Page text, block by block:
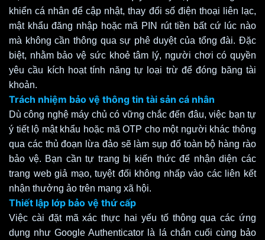
khiển cá nhân để cập nhật, thay đổi số điện thoại liên lạc,
mật khẩu đăng nhập hoặc mã PIN rút tiền bất cứ lúc nào
mà không cần thông qua sự phê duyệt của tổng đài. Đặc
biệt, nhằm bảo vệ sức khoẻ tâm lý, người chơi có quyền
yêu cầu kích hoạt tính năng tự loại trừ để đóng băng tài
khoản.
Trách nhiệm bảo vệ thông tin tài sản cá nhân
Dù công nghệ máy chủ có vững chắc đến đâu, việc bạn tự
ý tiết lộ mật khẩu hoặc mã OTP cho một người khác thông
qua các thủ đoạn lừa đảo sẽ làm sụp đổ toàn bộ hàng rào
bảo vệ. Bạn cần tự trang bị kiến thức để nhận diện các
trang web giả mạo, tuyệt đối không nhấp vào các liên kết
nhận thưởng ảo trên mạng xã hội.
Thiết lập lớp bảo vệ thứ cấp
Việc cài đặt mã xác thực hai yếu tố thông qua các ứng
dụng như Google Authenticator là lá chắn cuối cùng bảo